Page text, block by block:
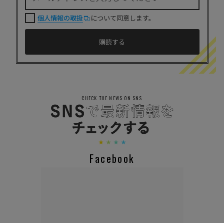
個人情報の取扱 について同意します。
CHECK THE NEWS ON SNS
Facebook